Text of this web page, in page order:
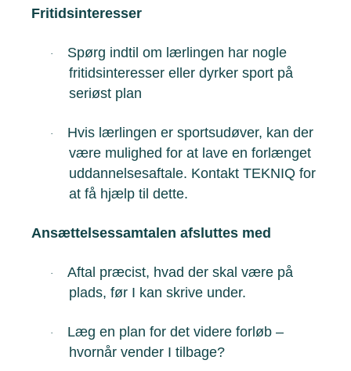
Fritidsinteresser
·
Spørg indtil om lærlingen har nogle
fritidsinteresser eller dyrker sport på
seriøst plan
·
Hvis lærlingen er sportsudøver, kan der
være mulighed for at lave en forlænget
uddannelsesaftale. Kontakt TEKNIQ for
at få hjælp til dette.
Ansættelsessamtalen afsluttes med
·
Aftal præcist, hvad der skal være på
plads, før I kan skrive under.
·
Læg en plan for det videre forløb –
hvornår vender I tilbage?